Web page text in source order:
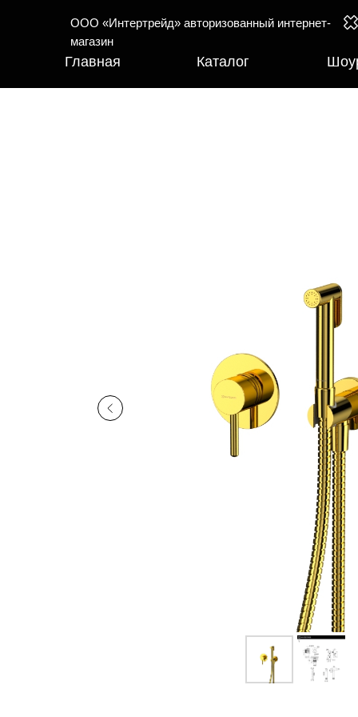
ООО «Интертрейд» авторизованный интернет-
магазин
Главная Каталог